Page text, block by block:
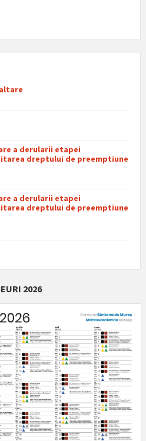
a derularii etapei
dreptului de preemptiune
a derularii etapei
dreptului de preemptiune
2026